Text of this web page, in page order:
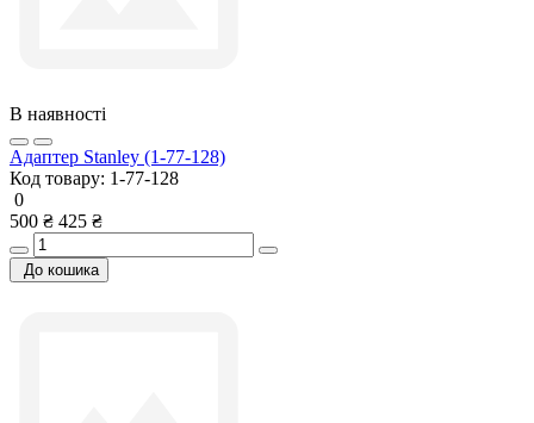
В наявності
Адаптер Stanley (1-77-128)
Код товару: 1-77-128
0
500 ₴ 425 ₴
До кошика